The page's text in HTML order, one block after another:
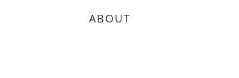
ABOUT